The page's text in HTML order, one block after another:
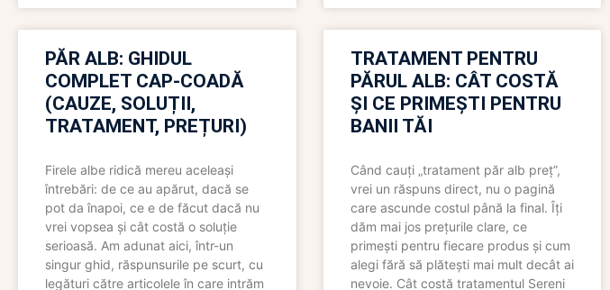
PĂR ALB: GHIDUL
COMPLET CAP-COADĂ
(CAUZE, SOLUȚII,
TRATAMENT, PREȚURI)
Firele albe ridică mereu aceleași
întrebări: de ce au apărut, dacă se
pot da înapoi, ce e de făcut dacă nu
vrei vopsea și cât costă o soluție
serioasă. Am adunat aici, într-un
singur ghid, răspunsurile pe scurt, cu
legături către articolele în care intrăm
TRATAMENT PENTRU
PĂRUL ALB: CÂT COSTĂ
ȘI CE PRIMEȘTI PENTRU
BANII TĂI
Când cauți „tratament păr alb preț”,
vrei un răspuns direct, nu o pagină
care ascunde costul până la final. Îți
dăm mai jos prețurile clare, ce
primești pentru fiecare produs și cum
alegi fără să plătești mai mult decât ai
nevoie. Cât costă tratamentul Sereni